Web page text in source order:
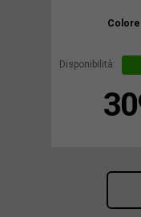
Disponibilità: